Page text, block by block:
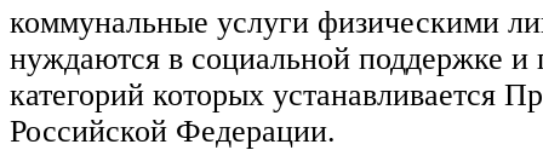
коммунальные услуги физическими
нуждаются в социальной поддержке и
категорий которых устанавливается
Российской Федерации.